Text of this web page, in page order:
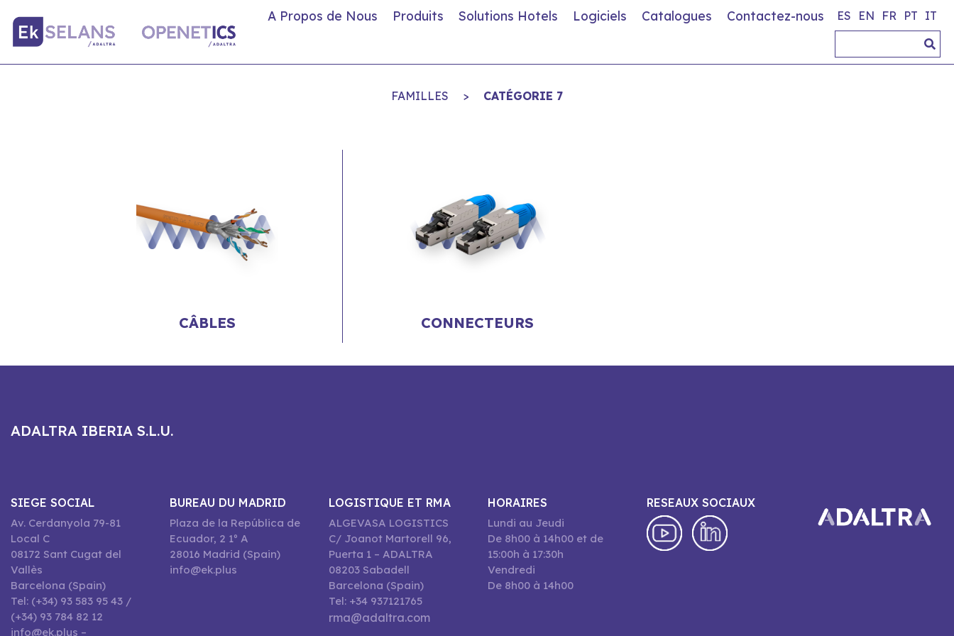
A Propos de Nous Produits Solutions Hotels Logiciels Catalogues Contactez-nous ES EN FR PT IT
FAMILLES > CATÉGORIE 7
CÂBLES CONNECTEURS
ADALTRA IBERIA S.L.U.
SIEGE SOCIAL
Av. Cerdanyola 79-81
Local C
08172 Sant Cugat del
Vallès
Barcelona (Spain)
Tel: (+34) 93 583 95 43 /
(+34) 93 784 82 12
info@ek.plus –
BUREAU DU MADRID
Plaza de la República de
Ecuador, 2 1º A
28016 Madrid (Spain)
info@ek.plus
LOGISTIQUE ET RMA
ALGEVASA LOGISTICS
C/ Joanot Martorell 96,
Puerta 1 – ADALTRA
08203 Sabadell
Barcelona (Spain)
Tel: +34 937121765
rma@adaltra.com
HORAIRES
Lundi au Jeudi
De 8h00 à 14h00 et de
15:00h à 17:30h
Vendredi
De 8h00 à 14h00
RESEAUX SOCIAUX